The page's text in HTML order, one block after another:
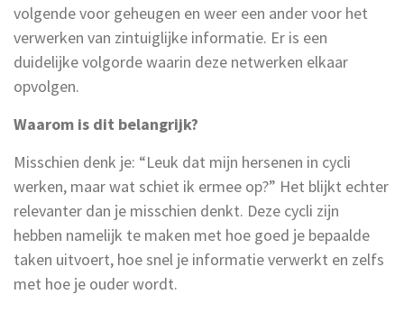
volgende voor geheugen en weer een ander voor het
verwerken van zintuiglijke informatie. Er is een
duidelijke volgorde waarin deze netwerken elkaar
opvolgen.
Waarom is dit belangrijk?
Misschien denk je: “Leuk dat mijn hersenen in cycli
werken, maar wat schiet ik ermee op?” Het blijkt echter
relevanter dan je misschien denkt. Deze cycli zijn
hebben namelijk te maken met hoe goed je bepaalde
taken uitvoert, hoe snel je informatie verwerkt en zelfs
met hoe je ouder wordt.